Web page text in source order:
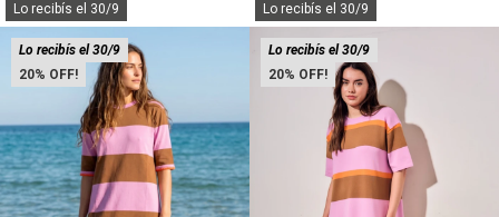
Lo recibís el 30/9 Lo recibís el 30/9
20
Lo recibís el 30/9
20
Lo recibís el 30/9